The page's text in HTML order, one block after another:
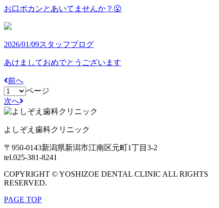
お口ポカンとあいてませんか？😮
2026/01/09スタッフブログ
あけましておめでとうございます
前へ
ページ
次へ
よしぞえ歯科クリニック
〒950-0143新潟県新潟市江南区元町1丁目3-2
tel.025-381-8241
COPYRIGHT © YOSHIZOE DENTAL CLINIC ALL RIGHTS
RESERVED.
PAGE TOP